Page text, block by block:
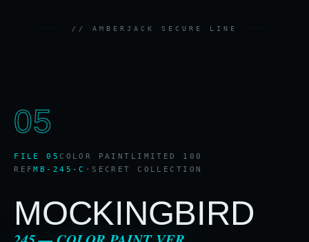
05
FILE 05 COLOR PAINT LIMITED 100
REF MB-245-C · SECRET COLLECTION
MOCKINGBIRD